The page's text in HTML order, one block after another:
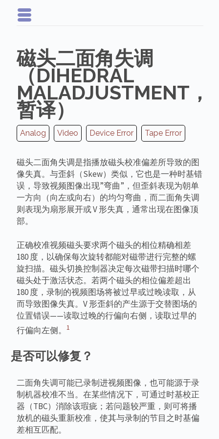
磁头二面角失调
（DIHEDRAL
MALADJUSTMENT，
暂译）
Analog Video Device Error Tape Error
磁头二面角失调是指播放磁头校准偏差所导致的图
像失真。与歪斜（Skew）类似，它也是一种时基错
误，导致视频图像出现”弯曲”，但歪斜表现为朝单
一方向（向左或向右）的均匀弯曲，而二面角失调
则表现为扇形展开或 V 形失真，通常出现在图像顶
部。
正确校准视频磁头要求两个磁头的相位精确相差
180 度，以确保每次旋转都能对磁带进行完整的螺
旋扫描。磁头切换控制器决定每次磁带扫描时哪个
磁头处于激活状态。若两个磁头的相位偏差超出
180 度，录制的视频图场将被过早或过晚读取，从
而导致图像失真。V 形歪斜的产生源于交替图场的
位置错误——读取过晚的行偏向右侧，读取过早的
行偏向左侧。
1
是否可以修复？
二面角失调可能已录制进视频图像，也可能源于录
制机器校准不当。在某些情况下，可通过时基校正
器（TBC）消除该瑕疵；若问题较严重，则可将播
放机的磁头重新校准，使其与录制的节目之时基偏
差相互匹配。